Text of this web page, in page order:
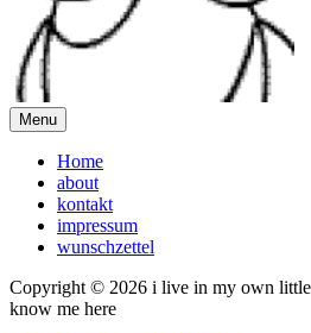
Menu
Home
about
kontakt
impressum
wunschzettel
Copyright © 2026 i live in my own
know me here